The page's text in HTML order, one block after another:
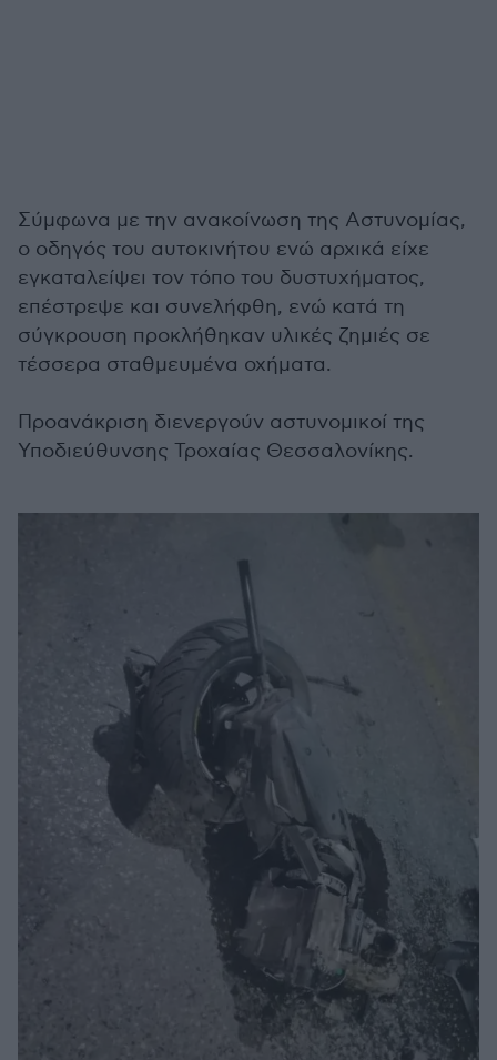
Σύμφωνα με την ανακοίνωση της Αστυνομίας,
ο οδηγός του αυτοκινήτου ενώ αρχικά είχε
εγκαταλείψει τον τόπο του δυστυχήματος,
επέστρεψε και συνελήφθη, ενώ κατά τη
σύγκρουση προκλήθηκαν υλικές ζημιές σε
τέσσερα σταθμευμένα οχήματα.
Προανάκριση διενεργούν αστυνομικοί της
Υποδιεύθυνσης Τροχαίας Θεσσαλονίκης.